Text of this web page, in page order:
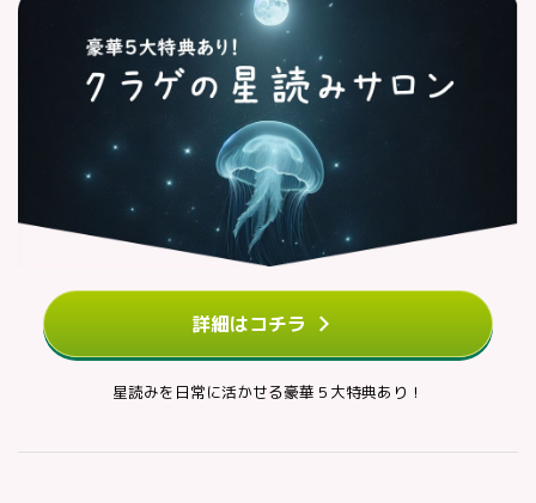
詳細はコチラ
星読みを日常に活かせる豪華５大特典あり！